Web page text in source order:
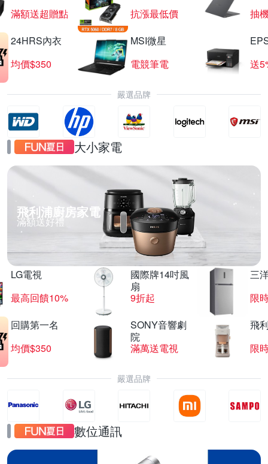
滿額送超贈點
抗漲最低價
抽
24HRS內衣
均價$350
MSI微星
電競筆電
送
嚴選品牌
大小家電
飛利浦廚房家電
滿額送好禮
LG電視
最高回饋10%
國際牌14吋風
扇
9折起
三
限
回購第一名
均價$350
SONY音響劇
院
滿萬送電視
飛
限
嚴選品牌
數位通訊